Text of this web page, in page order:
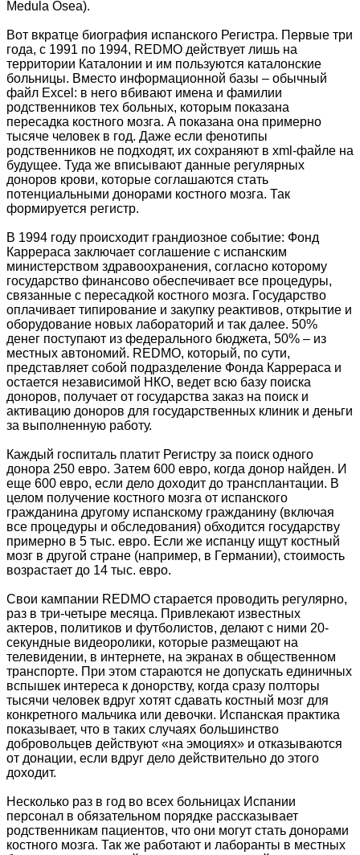
Medula Osea).
Вот вкратце биография испанского Регистра. Первые три
года, с 1991 по 1994, REDMO действует лишь на
территории Каталонии и им пользуются каталонские
больницы. Вместо информационной базы – обычный
файл Excel: в него вбивают имена и фамилии
родственников тех больных, которым показана
пересадка костного мозга. А показана она примерно
тысяче человек в год. Даже если фенотипы
родственников не подходят, их сохраняют в xml-файле на
будущее. Туда же вписывают данные регулярных
доноров крови, которые соглашаются стать
потенциальными донорами костного мозга. Так
формируется регистр.
В 1994 году происходит грандиозное событие: Фонд
Каррераса заключает соглашение с испанским
министерством здравоохранения, согласно которому
государство финансово обеспечивает все процедуры,
связанные с пересадкой костного мозга. Государство
оплачивает типирование и закупку реактивов, открытие и
оборудование новых лабораторий и так далее. 50%
денег поступают из федерального бюджета, 50% – из
местных автономий. REDMO, который, по сути,
представляет собой подразделение Фонда Каррераса и
остается независимой НКО, ведет всю базу поиска
доноров, получает от государства заказ на поиск и
активацию доноров для государственных клиник и деньги
за выполненную работу.
Каждый госпиталь платит Регистру за поиск одного
донора 250 евро. Затем 600 евро, когда донор найден. И
еще 600 евро, если дело доходит до трансплантации. В
целом получение костного мозга от испанского
гражданина другому испанскому гражданину (включая
все процедуры и обследования) обходится государству
примерно в 5 тыс. евро. Если же испанцу ищут костный
мозг в другой стране (например, в Германии), стоимость
возрастает до 14 тыс. евро.
Свои кампании REDMO старается проводить регулярно,
раз в три-четыре месяца. Привлекают известных
актеров, политиков и футболистов, делают с ними 20-
секундные видеоролики, которые размещают на
телевидении, в интернете, на экранах в общественном
транспорте. При этом стараются не допускать единичных
вспышек интереса к донорству, когда сразу полторы
тысячи человек вдруг хотят сдавать костный мозг для
конкретного мальчика или девочки. Испанская практика
показывает, что в таких случаях большинство
добровольцев действуют «на эмоциях» и отказываются
от донации, если вдруг дело действительно до этого
доходит.
Несколько раз в год во всех больницах Испании
персонал в обязательном порядке рассказывает
родственникам пациентов, что они могут стать донорами
костного мозга. Так же работают и лаборанты в местных